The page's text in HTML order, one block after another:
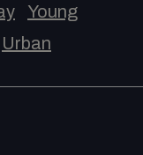
Young
Urban